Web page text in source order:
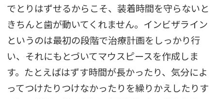
でとりはずせるからこそ、装着時間を守らないと
きちんと歯が動いてくれません。インビザライン
というのは最初の段階で治療計画をしっかり行
い、それにもとづいてマウスピースを作成しま
す。たとえばはずす時間が長かったり、気分によ
ってつけたりつけなかったりを繰りかえしたりす